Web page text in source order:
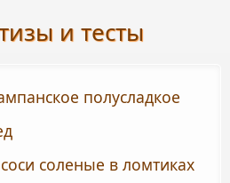
и тесты
полусладкое
соленые в ломтиках